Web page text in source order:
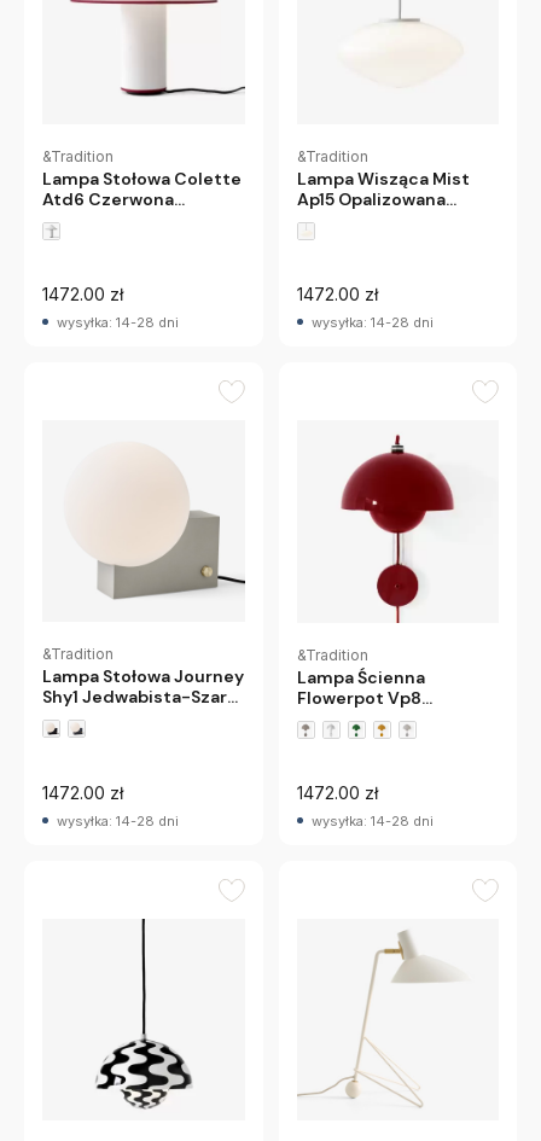
&Tradition
Lampa Stołowa Colette
Atd6 Czerwona
Lamówka Andtradition
1472.00 zł
wysyłka: 14-28 dni
&Tradition
Lampa Wisząca Mist
Ap15 Opalizowana
Andtradition
1472.00 zł
wysyłka: 14-28 dni
&Tradition
Lampa Stołowa Journey
Shy1 Jedwabista-Szara
Andtradition
1472.00 zł
wysyłka: 14-28 dni
&Tradition
Lampa Ścienna
Flowerpot Vp8
Vermilion Red
Andtradition
1472.00 zł
wysyłka: 14-28 dni